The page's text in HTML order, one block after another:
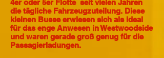
4er oder 5er Flotte seit vielen Jahren
die tägliche Fahrzeugzuteilung. Diese
kleinen Busse erwiesen sich als ideal
für das enge Anwesen in Westwoodside
und waren gerade groß genug für die
Passagierladungen.